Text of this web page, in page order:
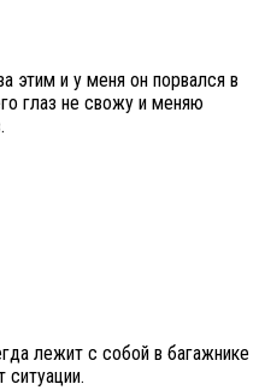
этим и у меня он порвался в
глаз не свожу и меняю
лежит с собой в багажнике